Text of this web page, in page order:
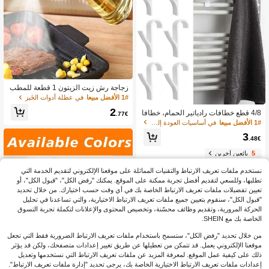
4/8 قطع خطافات رادياتير الحمام، خطافا
ت رداء الحمام، رف تخزين خطافات الحم
ام، خطافات الملابس، إكسسوارات بالجم
لة، خطافات ملابس مثبتة على الحائط سه
دياتير الحمام القوية، بدون الحاجة إلى الح
1# الأفضل مبيعا
3.48€
5بائعين آخرين
زجاجة رش زيت الزيتون 1 قطعة للمطب
خ، موزع صلصة الصويا والخل والتوابل للت
طة، موزع زيت رش مانع للتسرب للياقة ا
ة، سهلة التنظيف
1# الأفضل مبيعا في عطلة أدوات الخَبز
2.77€
نستخدم ملفات تعريف الارتباط والتقنيات المماثلة على موقعنا الإلكتروني لتقديم الخدمة التي
تطلبها، وللسعي لتقديم أفضل تجربة ممكنة على الموقع. يمكنك "رفض الكل"، "قبول الكل"، أو
تعيين تفضيلات ملفات تعريف الارتباط الخاصة بك في أي وقت حسب اختيارك. من خلال تحديد
"قبول الكل"، سنقوم بتعيين جميع ملفات تعريف الارتباط الاختيارية، والتي تساعدنا في تحليل
الحركة المرورية، وتقديم وظائف محسّنة، وتخصيص المحتوى والإعلانات لتكملة تجربة التسوق
الخاصة بك مع SHEIN.
من خلال تحديد "رفض الكل"، ستسمح باستخدام ملفات تعريف الارتباط الضرورية فقط التي تجعل
موقعنا الإلكتروني يعمل. قد تتمكن من تعطيلها عن طريق تغيير إعدادات متصفحك، ولكن قد يؤثر
ذلك على كيفية عمل الموقع. لمعرفة المزيد عن ملفات تعريف الارتباط التي نستخدمها وتعديل
إعدادات ملفات تعريف الارتباط الاختيارية الخاصة بك، يرجى تحديد "إدارة ملفات تعريف الارتباط".